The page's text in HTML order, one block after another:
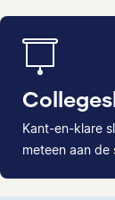
Kant-en-klare
meteen aan de